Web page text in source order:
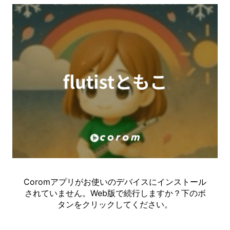
Coromアプリがお使いのデバイスにインストール
されていません。Web版で続行しますか？下のボ
タンをクリックしてください。